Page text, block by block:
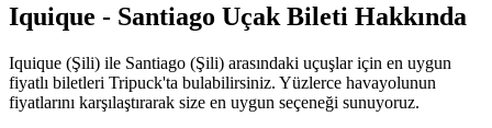
Iquique - Santiago Uçak Bileti Hakkında
Iquique (Şili) ile Santiago (Şili) arasındaki uçuşlar için en uygun
fiyatlı biletleri Tripuck'ta bulabilirsiniz. Yüzlerce havayolunun
fiyatlarını karşılaştırarak size en uygun seçeneği sunuyoruz.